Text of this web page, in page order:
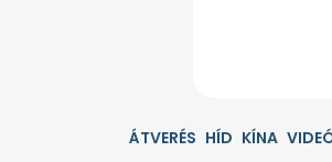
ÁTVERÉS HÍD KÍNA